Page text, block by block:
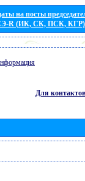
на посты
R (ИК, СК, ПСК, КГР)
Для контактов